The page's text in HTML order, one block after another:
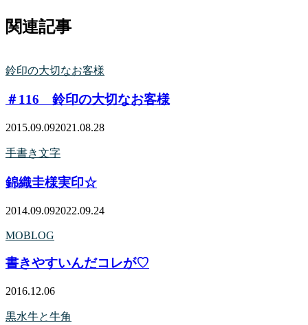
関連記事
鈴印の大切なお客様
＃116 鈴印の大切なお客様
2015.09.092021.08.28
手書き文字
錦織圭様実印☆
2014.09.092022.09.24
MOBLOG
書きやすいんだコレが♡
2016.12.06
黒水牛と牛角